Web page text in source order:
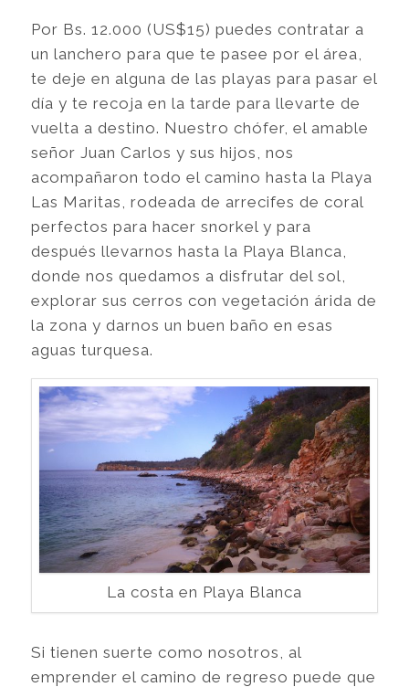
Por Bs. 12.000 (US$15) puedes contratar a
un lanchero para que te pasee por el área,
te deje en alguna de las playas para pasar el
día y te recoja en la tarde para llevarte de
vuelta a destino. Nuestro chófer, el amable
señor Juan Carlos y sus hijos, nos
acompañaron todo el camino hasta la Playa
Las Maritas, rodeada de arrecifes de coral
perfectos para hacer snorkel y para
después llevarnos hasta la Playa Blanca,
donde nos quedamos a disfrutar del sol,
explorar sus cerros con vegetación árida de
la zona y darnos un buen baño en esas
aguas turquesa.
La costa en Playa Blanca
Si tienen suerte como nosotros, al
emprender el camino de regreso puede que